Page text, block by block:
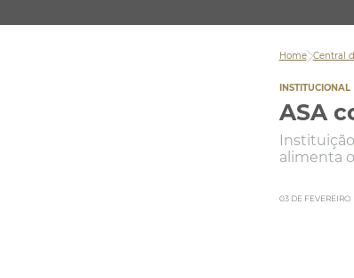
Atendimento
Home Central
INSTITUCIONAL
ASA
alimenta
03 DE FEVEREIRO